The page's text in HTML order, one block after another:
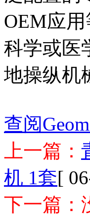
OEM应
科学或医
地操纵机
查阅
上一篇：
机 1套[
下一篇：